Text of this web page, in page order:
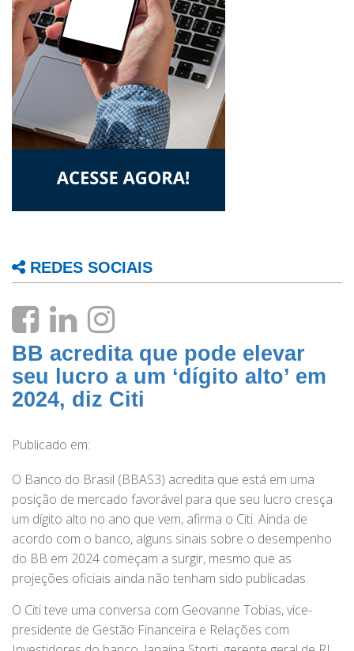
REDES SOCIAIS
BB acredita que pode elevar
seu lucro a um ‘dígito alto’ em
2024, diz Citi
Publicado em:
O Banco do Brasil (BBAS3) acredita que está em uma
posição de mercado favorável para que seu lucro cresça
um dígito alto no ano que vem, afirma o Citi. Ainda de
acordo com o banco, alguns sinais sobre o desempenho
do BB em 2024 começam a surgir, mesmo que as
projeções oficiais ainda não tenham sido publicadas.
O Citi teve uma conversa com Geovanne Tobias, vice-
presidente de Gestão Financeira e Relações com